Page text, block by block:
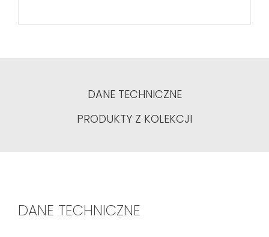
DANE TECHNICZNE
PRODUKTY Z KOLEKCJI
DANE TECHNICZNE